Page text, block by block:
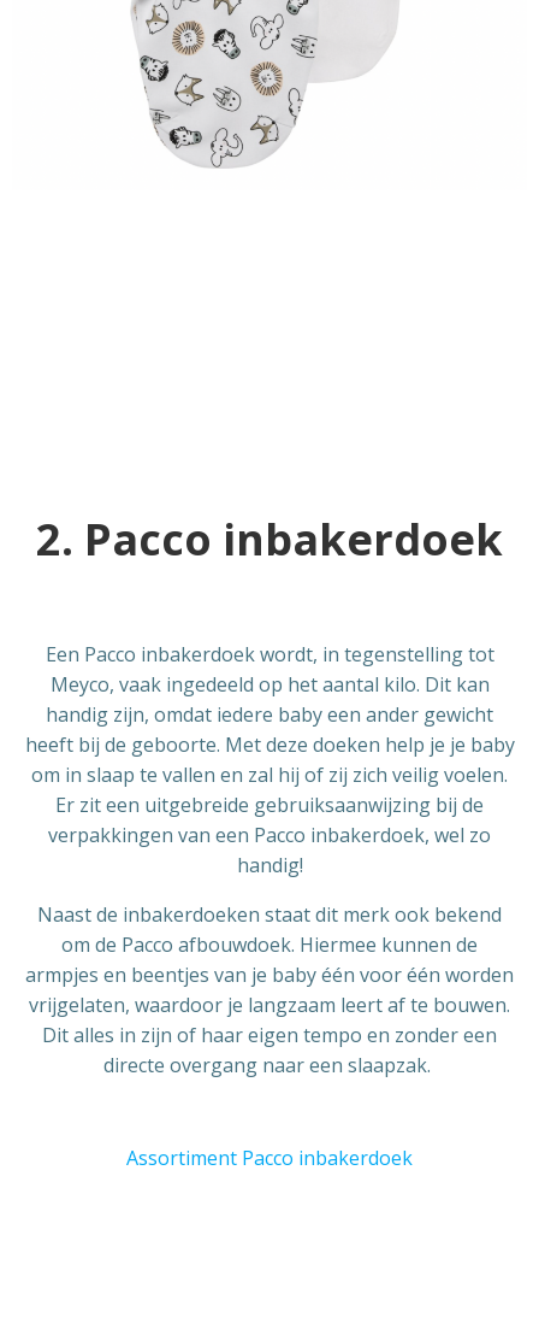
2. Pacco inbakerdoek
Een Pacco inbakerdoek wordt, in tegenstelling tot
Meyco, vaak ingedeeld op het aantal kilo. Dit kan
handig zijn, omdat iedere baby een ander gewicht
heeft bij de geboorte. Met deze doeken help je je baby
om in slaap te vallen en zal hij of zij zich veilig voelen.
Er zit een uitgebreide gebruiksaanwijzing bij de
verpakkingen van een Pacco inbakerdoek, wel zo
handig!
Naast de inbakerdoeken staat dit merk ook bekend
om de Pacco afbouwdoek. Hiermee kunnen de
armpjes en beentjes van je baby één voor één worden
vrijgelaten, waardoor je langzaam leert af te bouwen.
Dit alles in zijn of haar eigen tempo en zonder een
directe overgang naar een slaapzak.
Assortiment Pacco inbakerdoek